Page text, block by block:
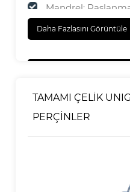
Mandrel:
SONA ERMEK
Daha Fazlasını Görüntüle
TAMAMI ÇELİK
PERÇİNLER